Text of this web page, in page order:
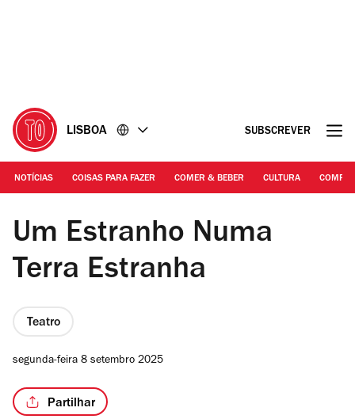
LISBOA SUBSCREVER
NOTÍCIAS COISAS PARA FAZER COMER & BEBER CULTURA
Teatro do Interior | Um Estranho Numa Terra Estranha
Um Estranho Numa
Terra Estranha
Teatro
segunda-feira 8 setembro 2025
Partilhar